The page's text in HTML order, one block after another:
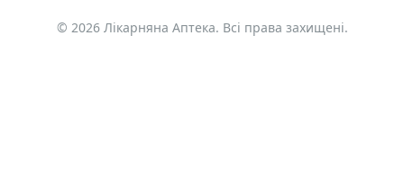
© 2026 Лікарняна Аптека. Всі права захищені.